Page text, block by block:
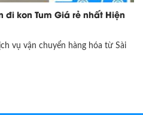
đi kon Tum Giá rẻ nhất Hiện
vụ vận chuyển hàng hóa từ Sài